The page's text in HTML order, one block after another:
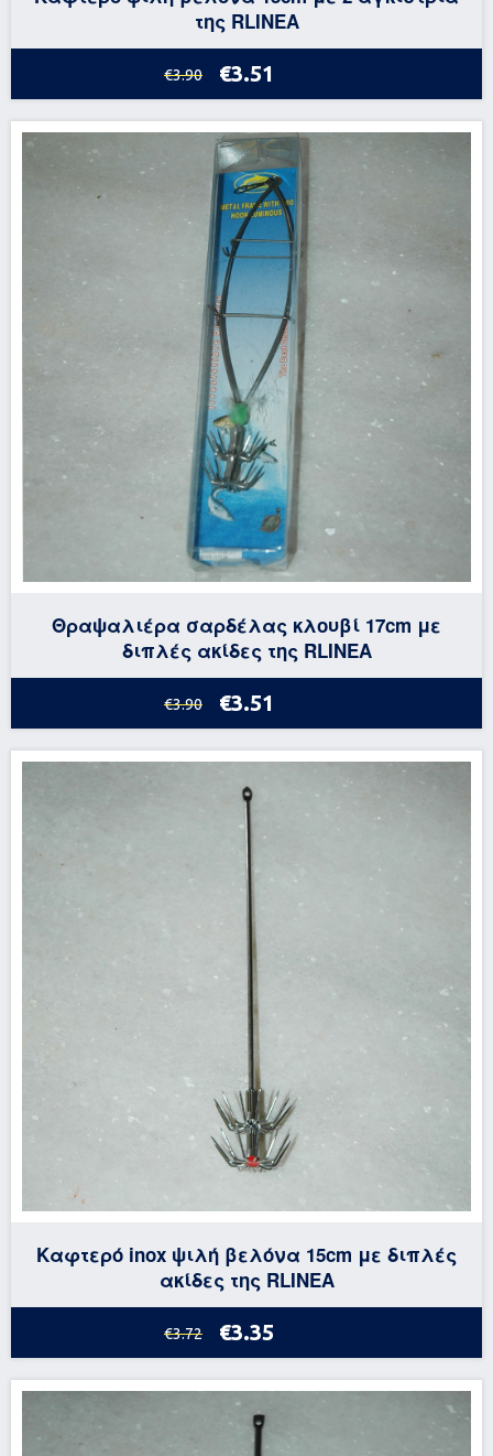
της RLINEA
€3.90 €3.51
Θραψαλιέρα σαρδέλας κλουβί 17cm με
διπλές ακίδες της RLINEA
€3.90 €3.51
Καφτερό inox ψιλή βελόνα 15cm με διπλές
ακίδες της RLINEA
€3.72 €3.35